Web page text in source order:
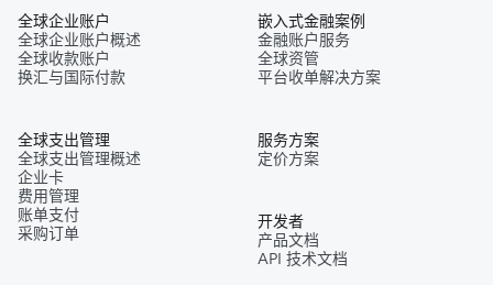
全球企业账户
全球企业账户概述
全球收款账户
换汇与国际付款
全球支出管理
全球支出管理概述
企业卡
费用管理
账单支付
采购订单
嵌入式金融案例
金融账户服务
全球资管
平台收单解决方案
服务方案
定价方案
开发者
产品文档
API 技术文档